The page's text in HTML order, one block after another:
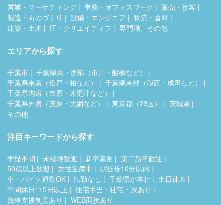
営業・マーケティング 事務・オフィスワーク
販売・接客
製造・ものづくり
設備・エンジニア
物流・倉庫
建築・土木
IT・クリエイティブ 専門職、その他
エリアから探す
千葉市
千葉県央・西部（市川・船橋など）
千葉県東葛（松戸・柏など）
千葉県東部（印西・成田など）
千葉県内房（市原・木更津など）
千葉県外房（茂原・大網など）
東京都（23区）
茨城県
その他
注目キーワードから探す
学歴不問 未経験歓迎 新卒募集
第二新卒歓迎
50歳以上歓迎
女性活躍中
駅徒歩10分以内
車・バイク通勤OK
転勤なし 千葉県が本社
土日休み
年間休日115日以上
住宅手当・社宅・寮あり
資格支援制度あり
WEB面接あり